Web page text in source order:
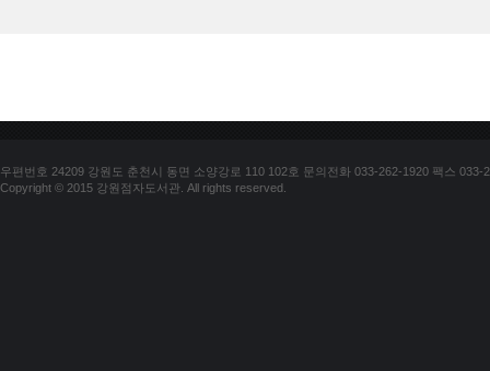
우편번호 24209 강원도 춘천시 동면 소양강로 110 102호 문의전화 033-262-1920 팩스 033-
Copyright © 2015 강원점자도서관. All rights reserved.